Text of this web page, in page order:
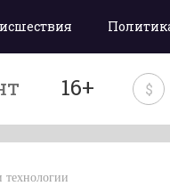
16+ $
технологии